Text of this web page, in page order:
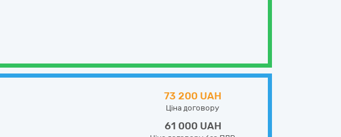
73 200 UAH
Ціна договору
61 000 UAH